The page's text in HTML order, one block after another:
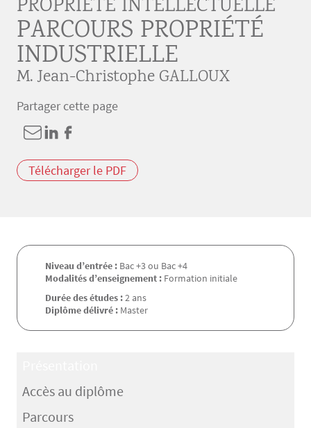
PROPRIÉTÉ INTELLECTUELLE
PARCOURS PROPRIÉTÉ
INDUSTRIELLE
M. Jean-Christophe GALLOUX
Partager cette page
Télécharger le PDF
Niveau d’entrée : Bac +3 ou Bac +4
Modalités d’enseignement : Formation initiale
Durée des études :2 ans
Diplôme délivré : Master
Accès au diplôme
Parcours